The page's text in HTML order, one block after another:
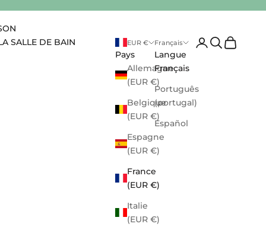
SALLE DE BAIN
EUR €
Pays
Allemagne
(EUR €)
Belgique
(EUR €)
Espagne
(EUR €)
France
(EUR €)
Italie
(EUR €)
Français
Langue
Français
Português
(portugal)
Español
Ouvrir le
Ouvrir la
Voir le